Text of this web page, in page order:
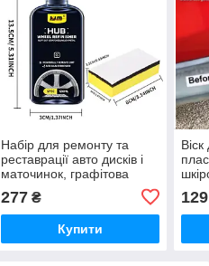
Набір для ремонту та
реставрації авто дисків і
маточинок, графітова
полірувальна губка та
шкірка.
277₴
Купити
129